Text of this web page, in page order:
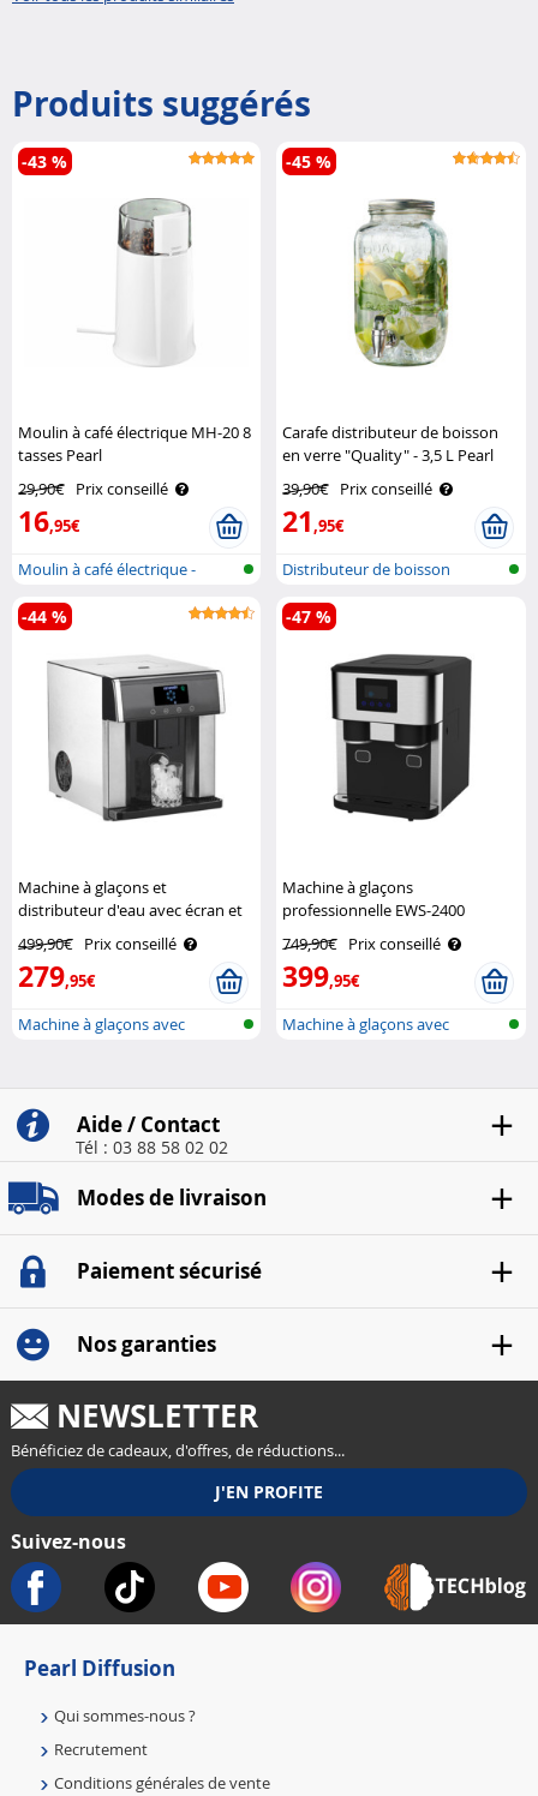
Produits suggérés
Moulin à café électrique MH-20 8
tasses Pearl
29,90€ Prix conseillé
16,95€
-43 %
Moulin à café électrique -
broyeur ..
Carafe distributeur de boisson
en verre "Quality" - 3,5 L Pearl
39,90€ Prix conseillé
21,95€
-45 %
Distributeur de boisson
Machine à glaçons et
distributeur d'eau avec écran et
boîtier en acier inoxydable EWS-
2350 Rosenstein & Söhne
499,90€ Prix conseillé
279,95€
-44 %
Machine à glaçons avec
Machine à glaçons
professionnelle EWS-2400
749,90€ Prix conseillé
399,95€
-47 %
Machine à glaçons avec
Aide / Contact
Tél : 03 88 58 02 02
Modes de livraison
Paiement sécurisé
Nos garanties
NEWSLETTER
Bénéficiez de cadeaux, d'offres, de réductions...
Suivez-nous
Pearl Diffusion
Qui sommes-nous ?
Recrutement
Conditions générales de vente